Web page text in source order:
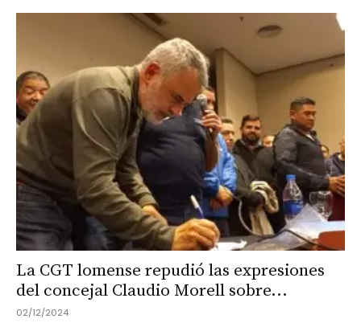
La CGT lomense repudió las expresiones
del concejal Claudio Morell sobre...
02/12/2024